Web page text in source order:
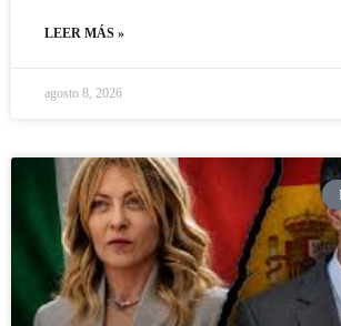
LEER MÁS »
agosto 8, 2026